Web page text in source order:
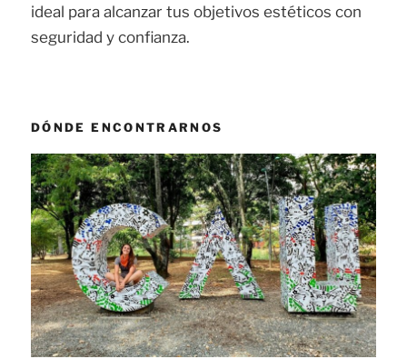
ideal para alcanzar tus objetivos estéticos con
seguridad y confianza.
DÓNDE ENCONTRARNOS